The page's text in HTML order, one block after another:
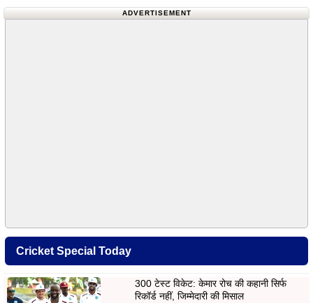
ADVERTISEMENT
Cricket Special Today
300 टेस्ट विकेट: केमार रोच की कहानी सिर्फ
रिकॉर्ड नहीं, जिम्मेदारी की मिसाल